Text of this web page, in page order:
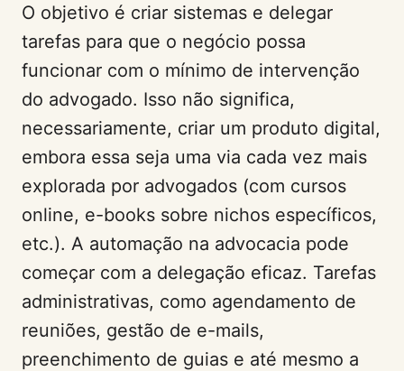
O objetivo é criar sistemas e delegar
tarefas para que o negócio possa
funcionar com o mínimo de intervenção
do advogado. Isso não significa,
necessariamente, criar um produto digital,
embora essa seja uma via cada vez mais
explorada por advogados (com cursos
online, e-books sobre nichos específicos,
etc.). A automação na advocacia pode
começar com a delegação eficaz. Tarefas
administrativas, como agendamento de
reuniões, gestão de e-mails,
preenchimento de guias e até mesmo a